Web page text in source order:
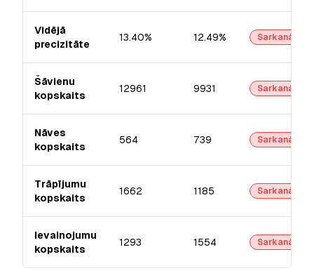
Vidējā
precizitāte
13.40% 12.49% Sarkanā
Šāvienu
kopskaits
12961 9931 Sarkanā
Nāves
kopskaits
564 739 Sarkanā
Trāpījumu
kopskaits
1662 1185 Sarkanā
Ievainojumu
kopskaits
1293 1554 Sarkanā